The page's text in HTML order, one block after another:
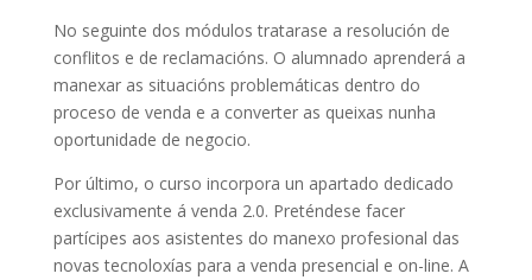
No seguinte dos módulos tratarase a resolución de
conflitos e de reclamacións. O alumnado aprenderá a
manexar as situacións problemáticas dentro do
proceso de venda e a converter as queixas nunha
oportunidade de negocio.
Por último, o curso incorpora un apartado dedicado
exclusivamente á venda 2.0. Preténdese facer
partícipes aos asistentes do manexo profesional das
novas tecnoloxías para a venda presencial e on-line. A